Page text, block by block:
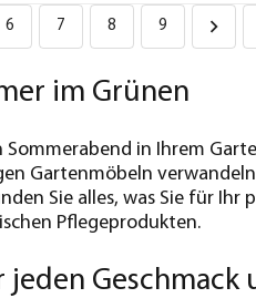
6 7 8 9
im Grünen
Sommerabend in Ihrem
Gartenmöbeln
Sie alles, was Sie für
Pflegeprodukten.
Geschmack